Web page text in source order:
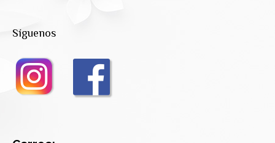
Síguenos